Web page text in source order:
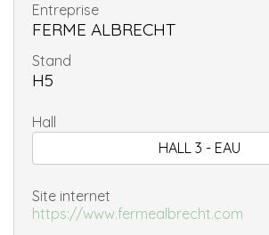
Entreprise
FERME ALBRECHT
Stand
H5
Hall
HALL 3 - EAU
Site internet
https://www.fermealbrecht.com